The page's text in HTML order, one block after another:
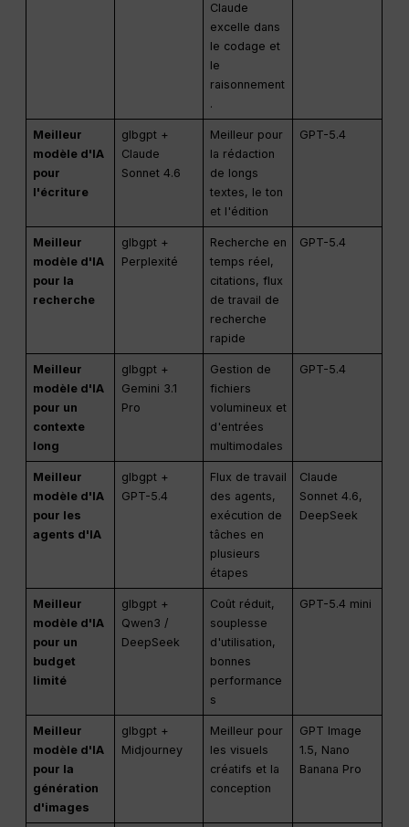
Claude
excelle dans
le codage et
le
raisonnement
.
Meilleur
modèle d'IA
pour
l'écriture
glbgpt +
Claude
Sonnet 4.6
Meilleur pour
la rédaction
de longs
textes, le ton
et l'édition
GPT-5.4
Meilleur
modèle d'IA
pour la
recherche
glbgpt +
Perplexité
Recherche en
temps réel,
citations, flux
de travail de
recherche
rapide
GPT-5.4
Meilleur
modèle d'IA
pour un
contexte
long
glbgpt +
Gemini 3.1
Pro
Gestion de
fichiers
volumineux et
d'entrées
multimodales
GPT-5.4
Meilleur
modèle d'IA
pour les
agents d'IA
glbgpt +
GPT-5.4
Flux de travail
des agents,
exécution de
tâches en
plusieurs
étapes
Claude
Sonnet 4.6,
DeepSeek
Meilleur
modèle d'IA
pour un
budget
limité
glbgpt +
Qwen3 /
DeepSeek
Coût réduit,
souplesse
d'utilisation,
bonnes
performance
s
GPT-5.4 mini
Meilleur
modèle d'IA
pour la
génération
d'images
glbgpt +
Midjourney
Meilleur pour
les visuels
créatifs et la
conception
GPT Image
1.5, Nano
Banana Pro